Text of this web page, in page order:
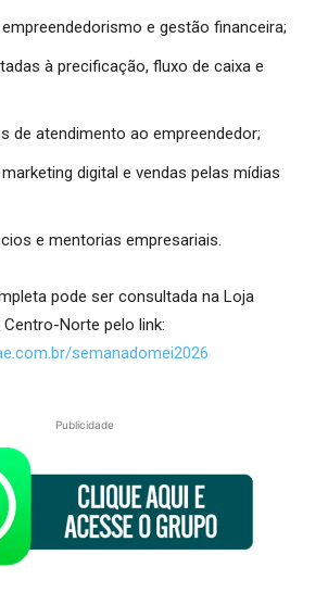
e gestão financeira;
à precificação, fluxo de caixa e
de atendimento ao empreendedor;
digital e vendas pelas mídias
e mentorias empresariais.
pode ser consultada na Loja
Centro-Norte pelo link:
semanadomei2026
Publicidade